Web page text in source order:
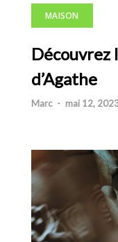
MAISON
Découvrez
d’Agathe
Marc - mai 12,